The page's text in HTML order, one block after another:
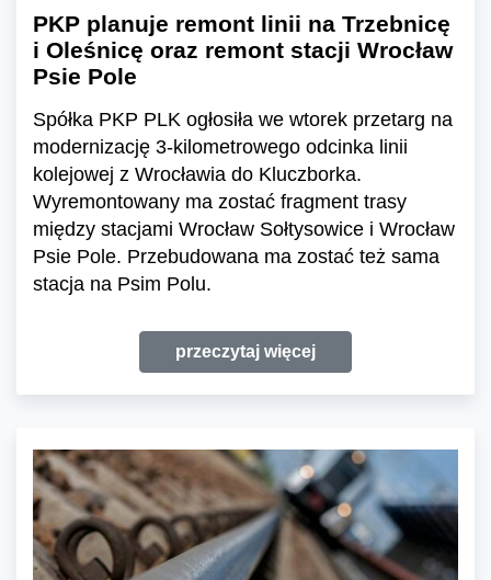
PKP planuje remont linii na Trzebnicę
i Oleśnicę oraz remont stacji Wrocław
Psie Pole
Spółka PKP PLK ogłosiła we wtorek przetarg na
modernizację 3-kilometrowego odcinka linii
kolejowej z Wrocławia do Kluczborka.
Wyremontowany ma zostać fragment trasy
między stacjami Wrocław Sołtysowice i Wrocław
Psie Pole. Przebudowana ma zostać też sama
stacja na Psim Polu.
przeczytaj więcej